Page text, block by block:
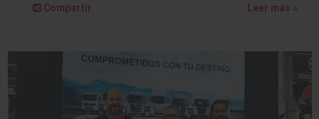
Compartir Leer más »